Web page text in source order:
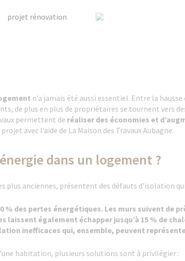
n’a jamais été aussi essentiel. Entre la
de plus en plus de propriétaires se tournent vers
permettent de réaliser des économies et
avec l’aide de La Maison des Travaux Aubagne.
dans un logement ?
plus anciennes, présentent des défauts d’isolation
des pertes énergétiques. Les murs suivent de
également échapper jusqu’à 15 % de
inefficaces qui, ensemble, peuvent
habitation, plusieurs solutions sont à privilégier :